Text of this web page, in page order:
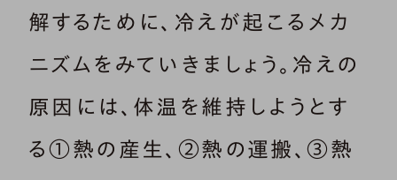
解するために、冷えが起こるメカ
ニズムをみていきましょう。冷えの
原因には、体温を維持しようとす
る①熱の産生、②熱の運搬、③熱